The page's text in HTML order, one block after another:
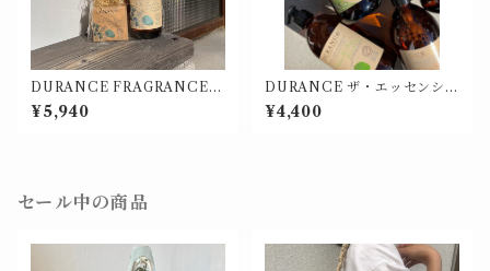
DURANCE FRAGRANCE S
OAP SET ザ・エッセンシャ
ルズ マルセイユソープセット
¥5,940
DURANCE ザ・エッセンシャ
ルズ マルセイユリキッドソー
プ【価格改定】
¥4,400
セール中の商品